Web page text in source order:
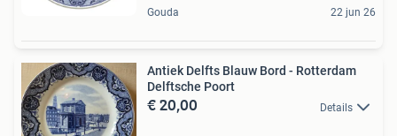
Gouda 22 jun 26
Antiek Delfts Blauw Bord - Rotterdam
Delftsche Poort
€ 20,00 Details